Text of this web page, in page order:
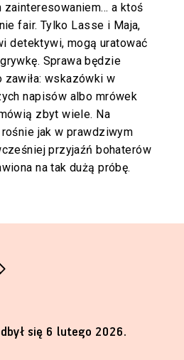
się 6 lutego 2026.
a ktoś
fair. Tylko Lasse i Maja,
detektywi, mogą uratować
Sprawa będzie
zawiła: wskazówki w
napisów albo mrówek
zbyt wiele. Na
jak w prawdziwym
przyjaźń bohaterów
na tak dużą próbę.